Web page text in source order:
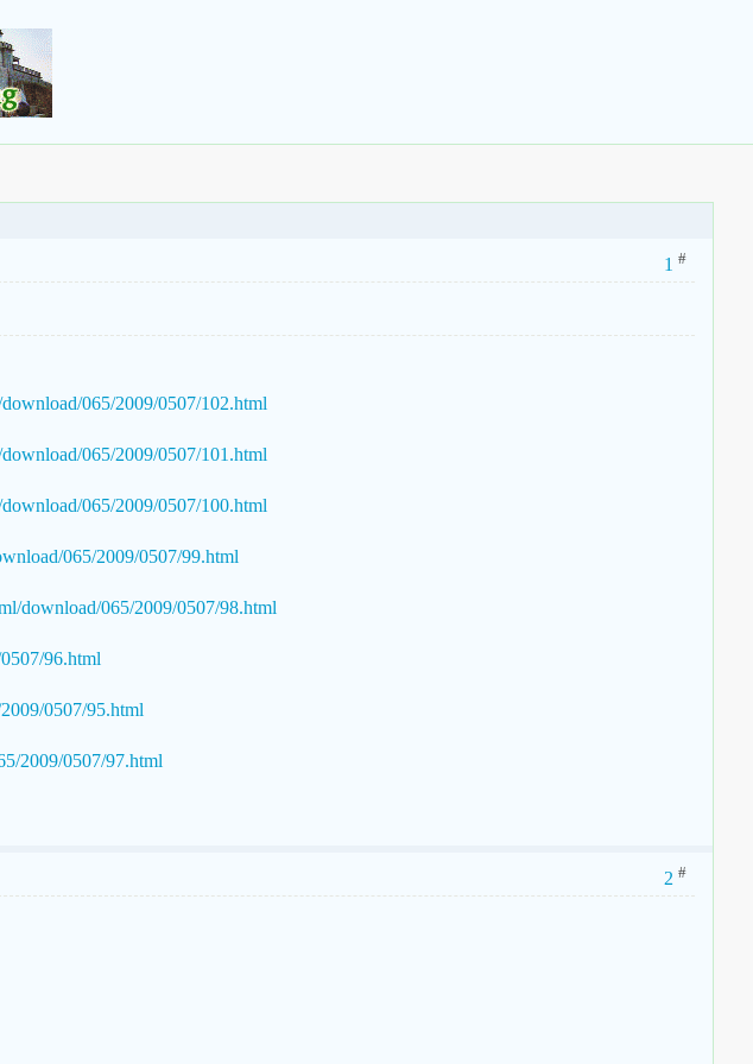
1 #
065/2009/0507/102.html
065/2009/0507/101.html
065/2009/0507/100.html
065/2009/0507/99.html
download/065/2009/0507/98.html
96.html
0507/95.html
2009/0507/97.html
2 #